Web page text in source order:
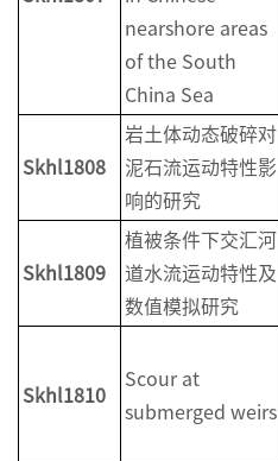
nearshore areas
of the South
China Sea
Skhl1808
岩土体动态破碎对
泥石流运动特性影
响的研究
Skhl1809
植被条件下交汇河
道水流运动特性及
数值模拟研究
Skhl1810
Scour at
submerged weirs